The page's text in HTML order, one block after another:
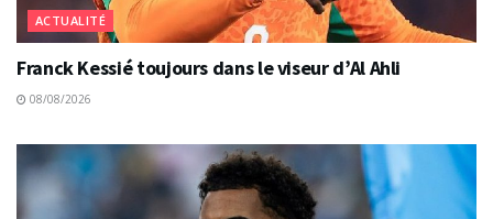
ACTUALITÉ
Franck Kessié toujours dans le viseur d’Al Ahli
08/08/2026